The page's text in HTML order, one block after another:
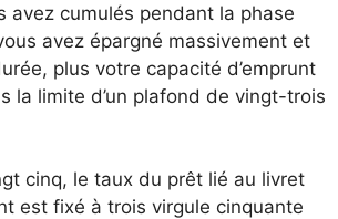
avez cumulés pendant la phase
avez épargné massivement et
plus votre capacité d’emprunt
la limite d’un plafond de vingt-trois
cinq, le taux du prêt lié au livret
est fixé à trois virgule cinquante